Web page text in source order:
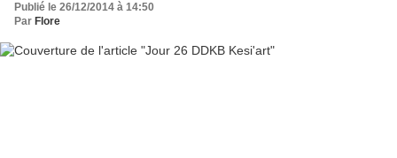
Publié le 26/12/2014 à 14:50
Par Flore